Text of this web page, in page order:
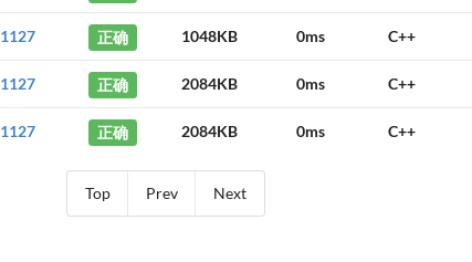
1127 正确 1048KB 0ms C++
1127 正确 2084KB 0ms C++
1127 正确 2084KB 0ms C++
Top Prev Next